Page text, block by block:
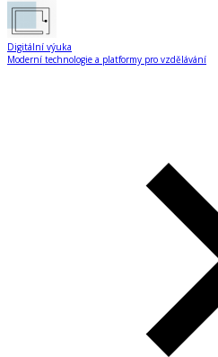
Digitální výuka
Moderní technologie a platformy pro vzdělávání